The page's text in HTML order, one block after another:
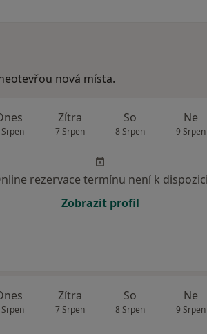
nová místa.
Zítra
7 Srpen
So
8 Srpen
Ne
9 Srpen
rezervace termínu není k dispozici
Zobrazit profil
Zítra
7 Srpen
So
8 Srpen
Ne
9 Srpen